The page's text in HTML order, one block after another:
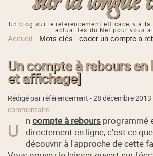
Un blog sur le référencement efficace, via la
actualités du Net pour vous
Accueil - Mots clés -coder-un-compte-a-
Un compte à rebours
et affichage]
Rédigé par référencement -28 décembre 2013
commentaire
U ncompte à rebours programmé
directement en ligne, c'est ce
découvrir à l'approche de cette